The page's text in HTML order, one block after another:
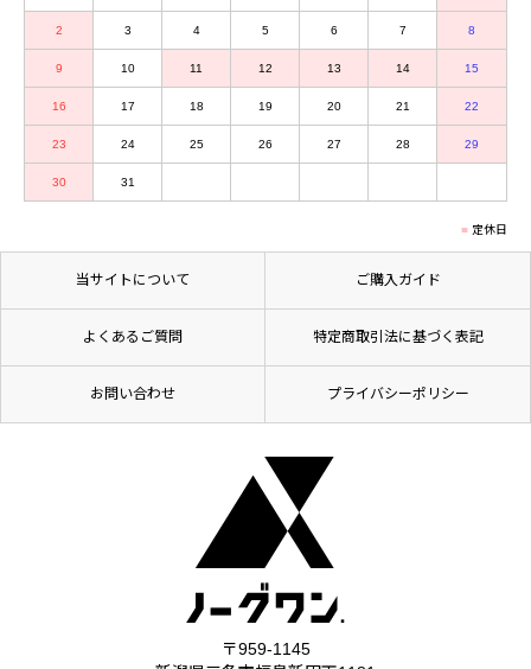
2 3 4 5 6 7 8
9 10 11 12 13 14 15
16 17 18 19 20 21 22
23 24 25 26 27 28 29
30 31
定休日
当サイトについて ご購入ガイド
よくあるご質問 特定商取引法に基づく表記
お問い合わせ プライバシーポリシー
〒959-1145